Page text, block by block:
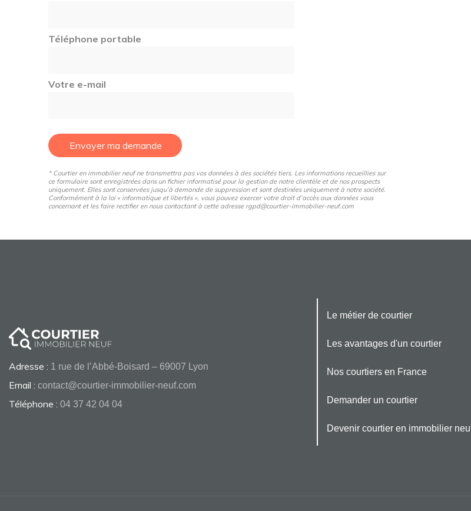
Téléphone portable
Votre e-mail
Envoyer ma demande
* Courtier en immobilier neuf ne transmettra pas vos données à des sociétés tiers. Les informations recueillies sur
ce formulaire sont enregistrées dans un fichier informatisé pour la gestion de notre clientèle et de nos prospects
uniquement. Elles sont conservées jusqu’à demande de suppression et sont destinées uniquement à notre société.
Conformément à la loi « informatique et libertés », vous pouvez exercer votre droit d’accès aux données vous
concernant et les faire rectifier en nous contactant à cette adresse rgpd@courtier-immobilier-neuf.com
Adresse : 1 rue de l’Abbé-Boisard – 69007 Lyon
Email : contact@courtier-immobilier-neuf.com
Téléphone : 04 37 42 04 04
Le métier de courtier
Les avantages d'un courtier
Nos courtiers en France
Demander un courtier
Devenir courtier en immobilier